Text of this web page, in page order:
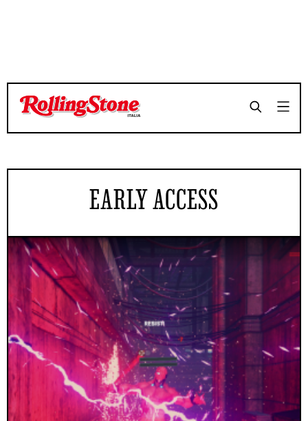
EARLY ACCESS